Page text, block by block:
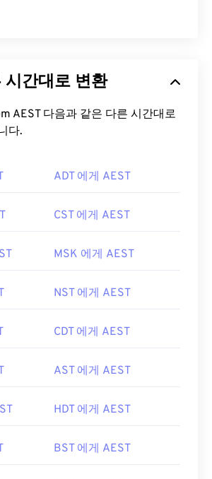
시간대로 변환
AEST 다음과 같은 다른 시간대로
다.
ADT 에게 AEST
CST 에게 AEST
MSK 에게 AEST
NST 에게 AEST
CDT 에게 AEST
AST 에게 AEST
HDT 에게 AEST
BST 에게 AEST